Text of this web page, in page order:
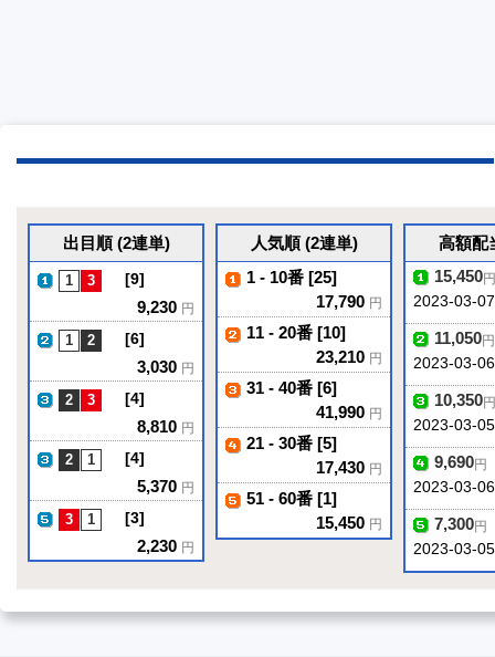
出目順 (2連単)
[9]
9,230 円
[6]
3,030 円
[4]
8,810 円
[4]
5,370 円
[3]
2,230 円
人気順 (2連単)
1 - 10番 [25]
17,790 円
11 - 20番 [10]
23,210 円
31 - 40番 [6]
41,990 円
21 - 30番 [5]
17,430 円
51 - 60番 [1]
15,450 円
高額配
15,450円
2023-03-
11,050円
2023-03-
10,350円
2023-03-
9,690円
2023-03-
7,300円
2023-03-